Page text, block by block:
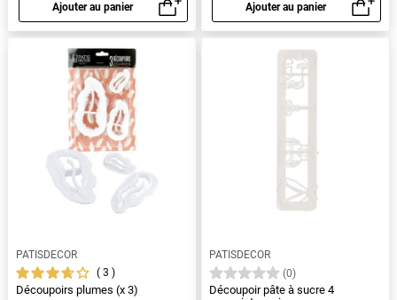
Ajouter au panier
Aperçu rapide
Ajouter au panier
Aperçu rapide
PATISDECOR
3
Découpoirs plumes (x 3)
PATISDECOR
(0)
Découpoir pâte à sucre 4